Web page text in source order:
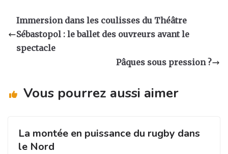
a
g
ra
e
b
e
dI
g
er
Immersion dans les coulisses du Théâtre
Sébastopol : le ballet des ouvreurs avant le
spectacle
Pâques sous pression ?
Vous pourrez aussi aimer
La montée en puissance du rugby dans
le Nord